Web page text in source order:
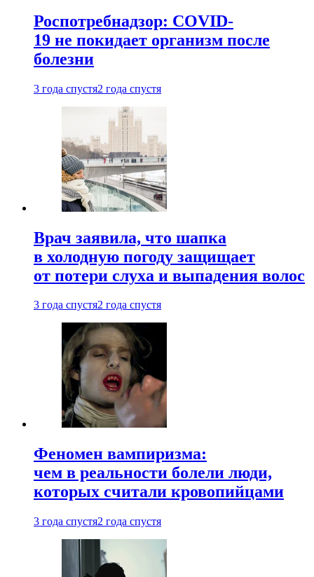
Роспотребнадзор: COVID-
19 не покидает организм после
болезни
3 года спустя2 года спустя
Врач заявила, что шапка
в холодную погоду защищает
от потери слуха и выпадения волос
3 года спустя2 года спустя
Феномен вампиризма:
чем в реальности болели люди,
которых считали кровопийцами
3 года спустя2 года спустя